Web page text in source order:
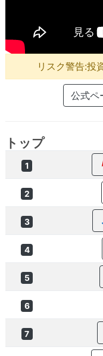
リスク警告:投
公式ペ
トップ
1
2
3
4
5
6
7